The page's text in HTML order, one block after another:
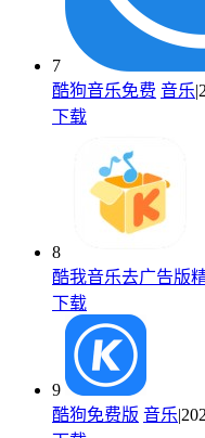
7
酷狗音乐免费 音乐
下载
8
酷我音乐去广告版
下载
9
酷狗免费版 音乐